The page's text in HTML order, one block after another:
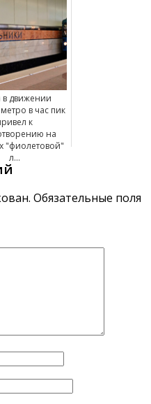
движении
в час пик
к
на
"фиолетовой"
л...
Обязательные поля